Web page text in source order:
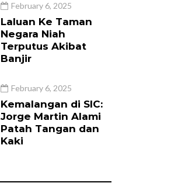
February 6, 2025
Laluan Ke Taman
Negara Niah
Terputus Akibat
Banjir
February 6, 2025
Kemalangan di SIC:
Jorge Martin Alami
Patah Tangan dan
Kaki